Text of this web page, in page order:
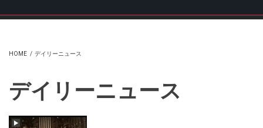
HOME / デイリーニュース
デイリーニュース